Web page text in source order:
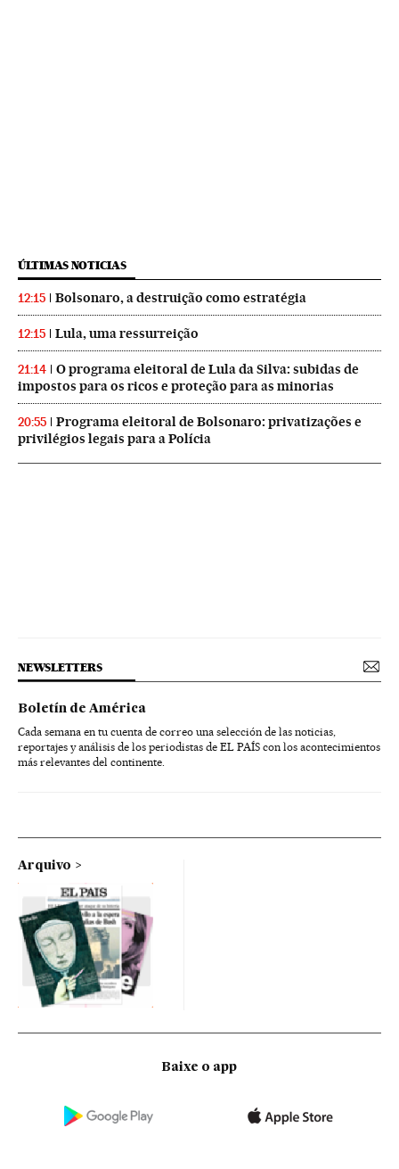
ÚLTIMAS NOTICIAS
12:15 Bolsonaro, a destruição como estratégia
12:15 Lula, uma ressurreição
21:14
O programa eleitoral de Lula da Silva: subidas de
impostos para os ricos e proteção para as minorias
20:55
Programa eleitoral de Bolsonaro: privatizações e
privilégios legais para a Polícia
NEWSLETTERS
Boletín de América
Cada semana en tu cuenta de correo una selección de las noticias,
reportajes y análisis de los periodistas de EL PAÍS con los acontecimientos
más relevantes del continente.
Arquivo
Baixe o app